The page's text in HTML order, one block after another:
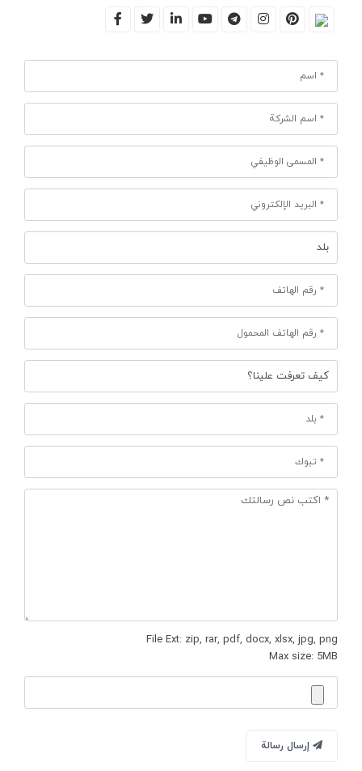
File Ext: zip, rar, pdf, docx, xlsx, jpg, png
Max size: 5MB
إرسال رسالة